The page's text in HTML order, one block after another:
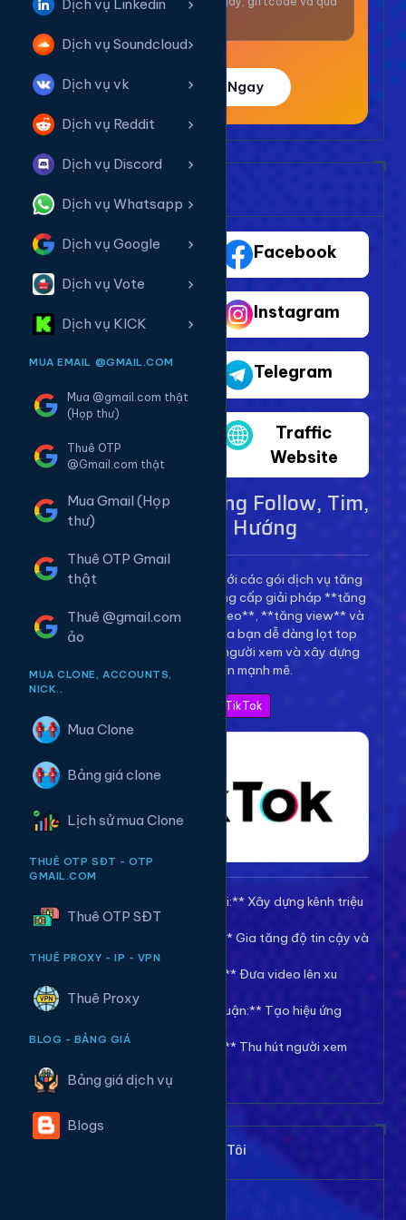
Dịch vụ Linkedin
Dịch vụ Soundcloud
Dịch vụ vk
Dịch vụ Reddit
Dịch vụ Discord
Dịch vụ Whatsapp
Dịch vụ Google
Dịch vụ Vote
Dịch vụ KICK
MUA EMAIL @GMAIL.COM
Mua @gmail.com thật
(Họp thư)
Thuê OTP
@Gmail.com thật
Mua Gmail (Họp
thư)
Thuê OTP Gmail
thật
Thuê @gmail.com
ảo
MUA CLONE, ACCOUNTS,
NICK..
Mua Clone
Bảng giá clone
Lịch sử mua Clone
THUÊ OTP SĐT - OTP
GMAIL.COM
Thuê OTP SĐT
THUÊ PROXY - IP - VPN
Thuê Proxy
BLOG - BẢNG GIÁ
Bảng giá dịch vụ
Blogs
Trải Nghiệm Ngay
TikTok Facebook
Instagram
Shopee Telegram
Traffic
Website
Dịch Vụ TikTok - Tăng Follow, Tim,
View Lên Xu Hướng
Bùng nổ kênh TikTok của bạn với các gói dịch vụ tăng
trưởng toàn diện. Chúng tôi cung cấp giải pháp **tăng
follow TikTok**, **tăng tim video**, **tăng view** và
**bình luận** để giúp video của bạn dễ dàng lọt top
thịnh hành, thu hút hàng triệu người xem và xây dựng
thương hiệu cá nhân mạnh mẽ.
Xem Bảng Giá TikTok
🚀 **Tăng Follow/Theo dõi:** Xây dựng kênh triệu
follow uy tín.
❤️ **Tăng Tim/Like Video:** Gia tăng độ tin cậy và
viral cho video.
👀 **Tăng View/Lượt xem:** Đưa video lên xu
hướng nhanh chóng.
💬 **Tăng Comment/Bình luận:** Tạo hiệu ứng
thảo luận sôi nổi.
👁️ **Tăng Mắt Livestream:** Thu hút người xem
Khách Hàng Nói Gì Về Chúng Tôi